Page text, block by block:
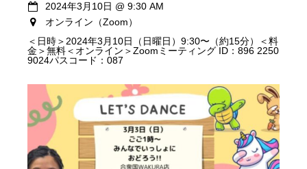
2024年3月10日 @ 9:30 AM
オンライン（Zoom）
＜日時＞2024年3月10日（日曜日）9:30〜（約15分）＜料
金＞無料＜オンライン＞Zoomミーティング ID：896 2250
9024パスコード：087